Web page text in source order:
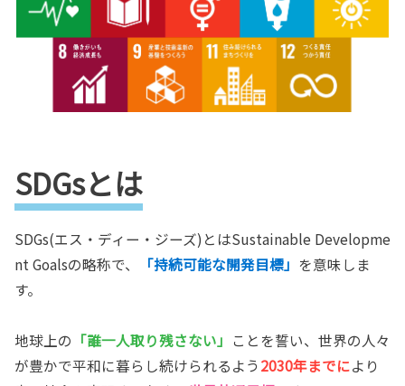
SDGsとは
SDGs(エス・ディー・ジーズ)とはSustainable Developme
nt Goalsの略称で、
「持続可能な開発目標」 を意味しま
す。
地球上の 「誰一人取り残さない」 ことを誓い、世界の人々
が豊かで平和に暮らし続けられるよう2030年までにより